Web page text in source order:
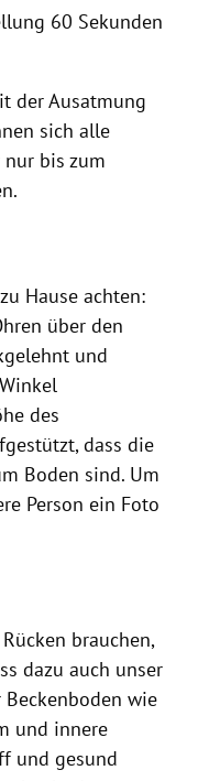
60 Sekunden
der Ausatmung
sich alle
bis zum
Hause achten:
über den
und
des
dass die
Boden sind. Um
Person ein Foto
brauchen,
dazu auch unser
wie
und innere
und gesund